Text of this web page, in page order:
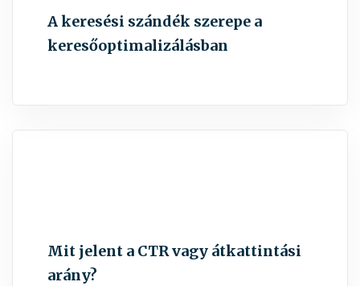
A keresési szándék szerepe a
keresőoptimalizálásban
Mit jelent a CTR vagy átkattintási
arány?